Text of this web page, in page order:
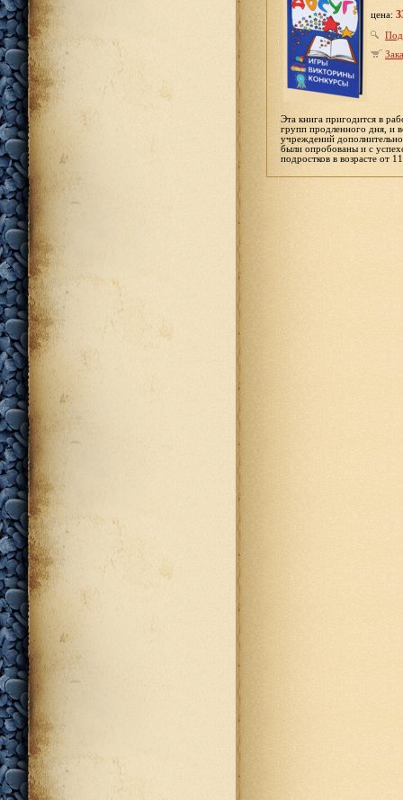
цена:
Эта книга пригодится в
групп продленного дня, и
учреждений
были опробованы и с
подростков в возрасте от